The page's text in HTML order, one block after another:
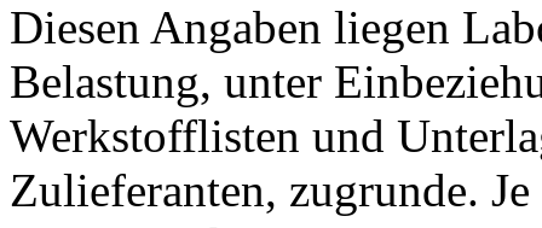
Diesen Angaben liegen
Belastung, unter
Werkstofflisten und
Zulieferanten, zugrunde.